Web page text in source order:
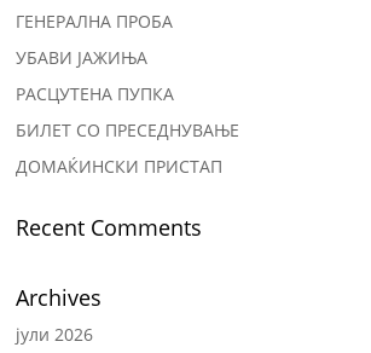
ГЕНЕРАЛНА ПРОБА
УБАВИ ЈАЖИЊА
РАСЦУТЕНА ПУПКА
БИЛЕТ СО ПРЕСЕДНУВАЊЕ
ДОМАЌИНСКИ ПРИСТАП
Recent Comments
Archives
јули 2026